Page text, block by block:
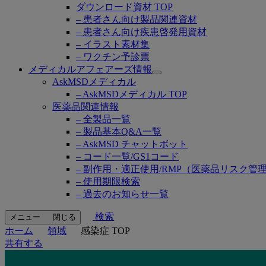
ダウンロード資材 TOP
– 患者さん向け製品関連資材
– 患者さん向け疾患啓発用資材
– イラスト素材集
– ワクチン予診票
メディカルアフェアーズ情報
Open
AskMSDメディカル
– AskMSDメディカル TOP
医薬品関連情報
– 全製品一覧
– 製品基本Q&A一覧
– AskMSD チャットボット
– コード一覧/GS1コード
– 副作用・適正使用/RMP（医薬品リスク管
– 使用期限検索
– 過去のお知らせ一覧
メニュー 閉じる
検索
ホーム
領域
感染症 TOP
共有する